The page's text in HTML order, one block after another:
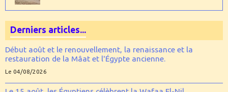
Derniers articles...
Début août et le renouvellement, la renaissance et la
restauration de la Mâat et l'Égypte ancienne.
Le 04/08/2026